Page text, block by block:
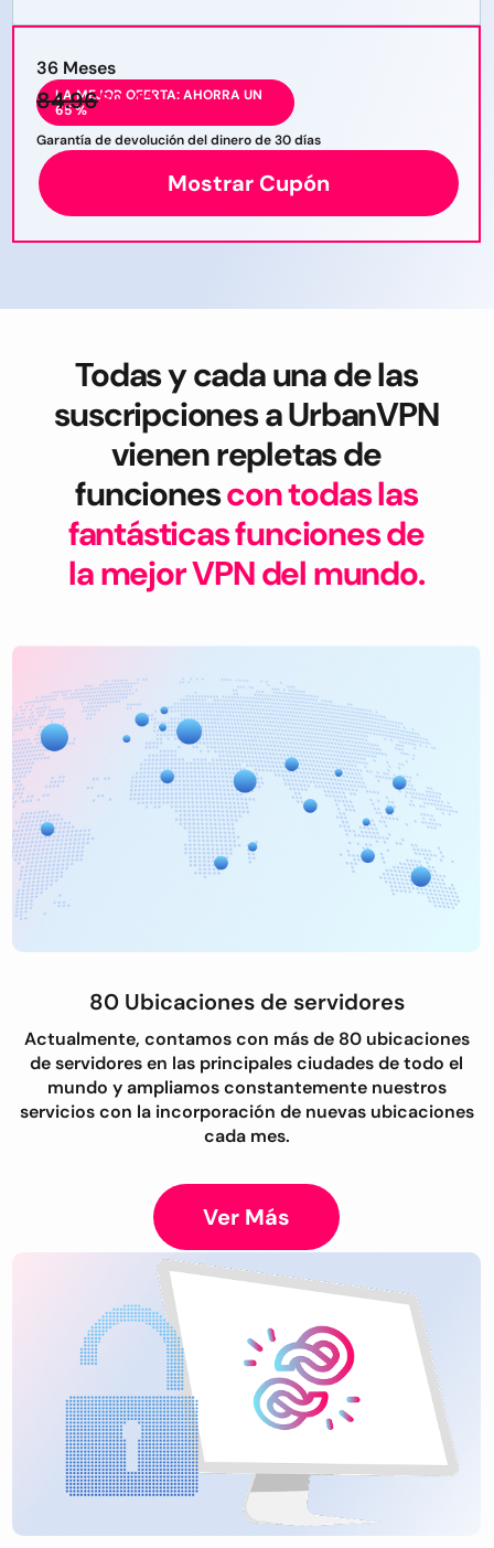
LA MEJOR OFERTA: AHORRA UN
65 %
36 Meses
84.9659.42
Garantía de devolución del dinero de 30 días
Mostrar Cupón
Todas y cada una de las
suscripciones a UrbanVPN
vienen repletas de
funcionescon todas las
fantásticas funciones de
la mejor VPN del mundo.
80 Ubicaciones de servidores
Actualmente, contamos con más de 80 ubicaciones
de servidores en las principales ciudades de todo el
mundo y ampliamos constantemente nuestros
servicios con la incorporación de nuevas ubicaciones
cada mes.
Ver Más